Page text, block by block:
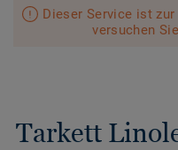
Dieser Service ist
versuchen
Tarkett